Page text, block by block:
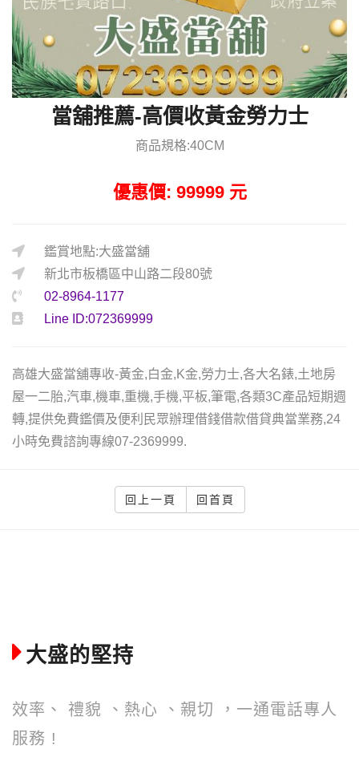
當舖推薦-高價收黃金勞力士
商品規格:40CM
優惠價: 99999 元
鑑賞地點:大盛當舖
新北市板橋區中山路二段80號
02-8964-1177
Line ID:072369999
高雄大盛當舖專收-黃金,白金,K金,勞力士,各大名錶,土地房
屋一二胎,汽車,機車,重機,手機,平板,筆電,各類3C產品短期週
轉,提供免費鑑價及便利民眾辦理借錢借款借貸典當業務,24
小時免費諮詢專線07-2369999.
回上一頁 回首頁
大盛的堅持
效率、 禮貌 、熱心 、親切 ，一通電話專人
服務 !